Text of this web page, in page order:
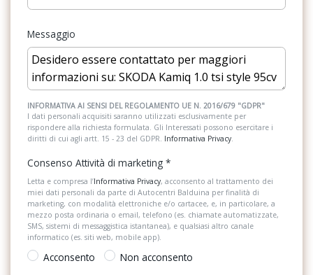
Freni a disco
Illuminazione abitacolo
Illuminazione bagagliaio
Indicatore temperatura esterna
Inserti in acciaio esterni
Interni personalizzazione colori
Kit emergenza
Kit riparazione pneumatici / tirefit
Lunotto termico
combinato, sensore umidità e air care
Cornice della calandra cromata
Dispositivo antiavviamento elettronico (immobilizer), numero di
telaio visibile sul parabrezza
Driver activity assistant - dispositivo di riconoscimento della
stanchezza del conducente
Esbs
Messaggio
INFORMATIVA AI SENSI DEL REGOLAMENTO UE N. 2016/679 "GDPR"
I dati personali acquisiti saranno utilizzati esclusivamente per
rispondere alla richiesta formulata. Gli Interessati possono esercitare i
diritti di cui agli artt. 15 - 23 del GDPR. Informativa Privacy
Consenso Attività di marketing *
Letta e compresa l’Informativa Privacy, acconsento al trattamento dei
miei dati personali da parte di Autocentri Balduina per finalità di
marketing, con modalità elettroniche e/o cartacee, e, in particolare, a
mezzo posta ordinaria o email, telefono (es. chiamate automatizzate,
SMS, sistemi di messaggistica istantanea), e qualsiasi altro canale
informatico (es. siti web, mobile app).
Acconsento
Non acconsento